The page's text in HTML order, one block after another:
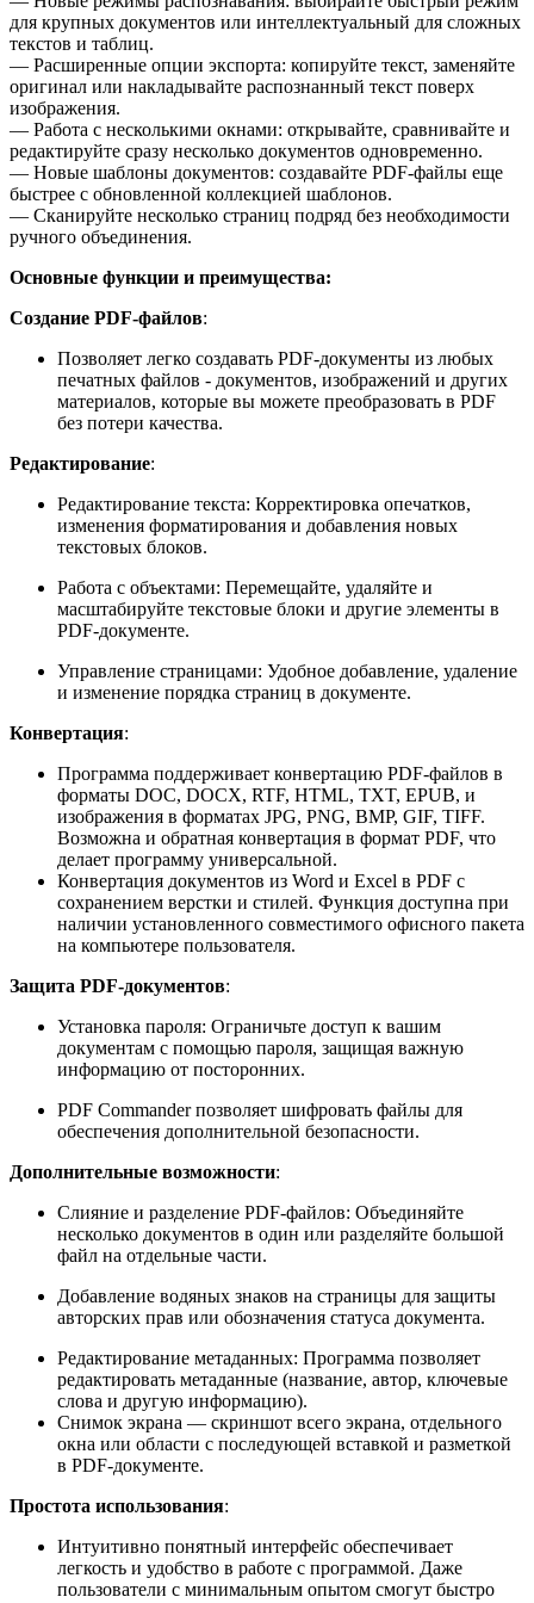
для крупных документов или интеллектуальный для сложных
текстов и таблиц.
— Расширенные опции экспорта: копируйте текст, заменяйте
оригинал или накладывайте распознанный текст поверх
изображения.
— Работа с несколькими окнами: открывайте, сравнивайте и
редактируйте сразу несколько документов одновременно.
— Новые шаблоны документов: создавайте PDF-файлы еще
быстрее с обновленной коллекцией шаблонов.
— Сканируйте несколько страниц подряд без необходимости
ручного объединения.
Основные функции и преимущества:
Создание PDF-файлов:
Позволяет легко создавать PDF-документы из любых
печатных файлов - документов, изображений и других
материалов, которые вы можете преобразовать в PDF
без потери качества.
Редактирование:
Редактирование текста: Корректировка опечатков,
изменения форматирования и добавления новых
текстовых блоков.
Работа с объектами: Перемещайте, удаляйте и
масштабируйте текстовые блоки и другие элементы в
PDF-документе.
Управление страницами: Удобное добавление, удаление
и изменение порядка страниц в документе.
Конвертация:
Программа поддерживает конвертацию PDF-файлов в
форматы DOC, DOCX, RTF, HTML, TXT, EPUB, и
изображения в форматах JPG, PNG, BMP, GIF, TIFF.
Возможна и обратная конвертация в формат PDF, что
делает программу универсальной.
Конвертация документов из Word и Excel в PDF с
сохранением верстки и стилей. Функция доступна при
наличии установленного совместимого офисного пакета
на компьютере пользователя.
Защита PDF-документов:
Установка пароля: Ограничьте доступ к вашим
документам с помощью пароля, защищая важную
информацию от посторонних.
PDF Commander позволяет шифровать файлы для
обеспечения дополнительной безопасности.
Дополнительные возможности:
Слияние и разделение PDF-файлов: Объединяйте
несколько документов в один или разделяйте большой
файл на отдельные части.
Добавление водяных знаков на страницы для защиты
авторских прав или обозначения статуса документа.
Редактирование метаданных: Программа позволяет
редактировать метаданные (название, автор, ключевые
слова и другую информацию).
Снимок экрана — скриншот всего экрана, отдельного
окна или области с последующей вставкой и разметкой
в PDF-документе.
Простота использования:
Интуитивно понятный интерфейс обеспечивает
легкость и удобство в работе с программой. Даже
пользователи с минимальным опытом смогут быстро